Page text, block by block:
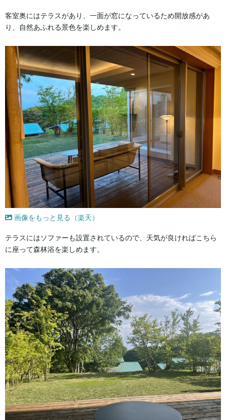
客室奥にはテラスがあり、一面が窓になっているため開放感があ
り、自然あふれる景色を楽しめます。
画像をもっと見る（楽天）
テラスにはソファーも設置されているので、天気が良ければこちら
に座って森林浴を楽しめます。